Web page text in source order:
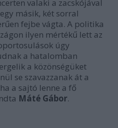
valaki a zacskójával
másik, két sorral
fejbe vágta. A politika
ilyen mértékű lett az
úgy
a hatalomban
a közönségüket
se szavazzanak át a
a sajtó lenne a fő
Máté Gábor.